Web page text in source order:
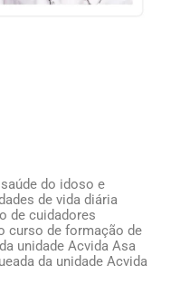
do idoso e
de vida diária
de cuidadores
curso de formação de
unidade Acvida Asa
da unidade Acvida